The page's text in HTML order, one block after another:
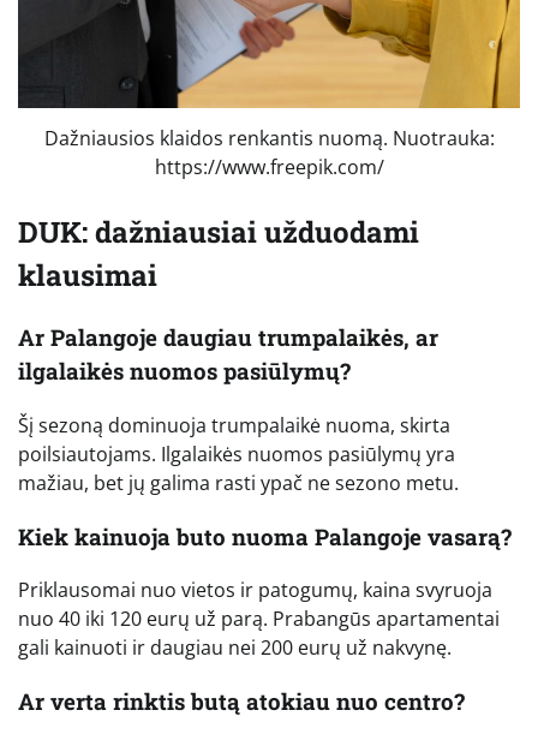
Dažniausios klaidos renkantis nuomą. Nuotrauka:
https://www.freepik.com/
DUK: dažniausiai užduodami
klausimai
Ar Palangoje daugiau trumpalaikės, ar
ilgalaikės nuomos pasiūlymų?
Šį sezoną dominuoja trumpalaikė nuoma, skirta
poilsiautojams. Ilgalaikės nuomos pasiūlymų yra
mažiau, bet jų galima rasti ypač ne sezono metu.
Kiek kainuoja buto nuoma Palangoje vasarą?
Priklausomai nuo vietos ir patogumų, kaina svyruoja
nuo 40 iki 120 eurų už parą. Prabangūs apartamentai
gali kainuoti ir daugiau nei 200 eurų už nakvynę.
Ar verta rinktis butą atokiau nuo centro?